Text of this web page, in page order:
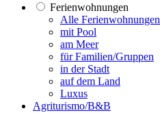
Ferienwohnungen
Alle Ferienwohnungen
mit Pool
am Meer
für Familien/Gruppen
in der Stadt
auf dem Land
Luxus
Agriturismo/B&B